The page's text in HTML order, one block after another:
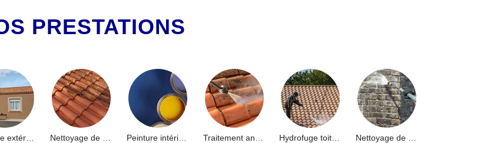
PRESTATIONS
Peinture intérieure 91